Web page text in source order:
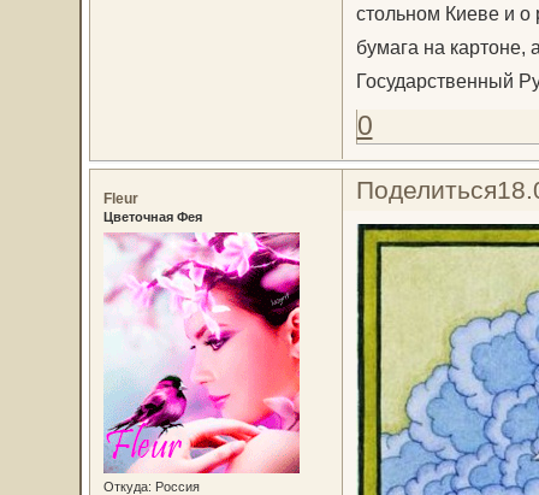
стольном Киеве и о
бумага на картоне,
Государственный
0
Поделиться
Fleur
Цветочная Фея
Откуда: Россия